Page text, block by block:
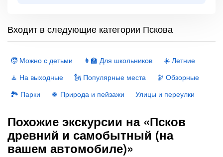
Входит в следующие категории Пскова
🧒 Можно с детьми 👩‍🏫 Для школьников
☀️ Летние
🧘 На выходные
🗽 Популярные места
🔭 Обзорные
🏞 Парки
🍀 Природа и пейзажи Улицы и переулки
Похожие экскурсии на «Псков
древний и самобытный (на
вашем автомобиле)»